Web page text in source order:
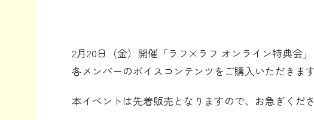
2月20日（金）開催「ラフ×ラフ オンライン特典会
各メンバーのボイスコンテンツをご購入いただきま
本イベントは先着販売となりますので、お急ぎくだ